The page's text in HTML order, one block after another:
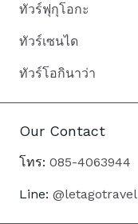
ทัวร์ฟุกุโอกะ
ทัวร์เซนได
ทัวร์โอกินาว่า
Our Contact
โทร: 085-4063944
Line: @letagotravel